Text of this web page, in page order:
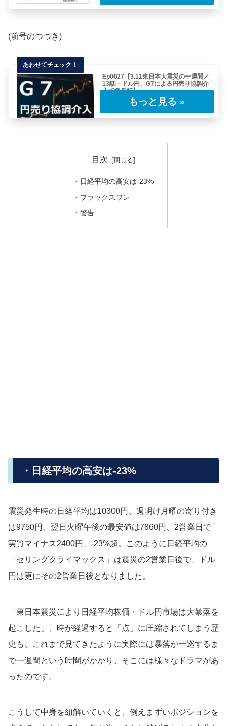
(前号のつづき)
Ep0027【3.11東日本大震災の一週間／
13話－ドル円、G7による円売り協調介
入で急反転】
昨日、ドル円は早朝に史上最高値79.75を更新
し、76.40円まで突き刺さりました。その……
目次
・日経平均の高安は-23%
・ブラックスワン
・警告
・日経平均の高安は-23%
震災発生時の日経平均は10300円、週明け月曜の寄り付き
は9750円、翌日火曜午後の最安値は7860円、2営業日で
実質マイナス2400円、-23%超。このように日経平均の
「セリングクライマックス」は震災の2営業日後で、ドル
円は更にその2営業日後となりました。
「東日本震災により日経平均株価・ドル円市場は大暴落を
起こした」、時が経過すると「点」に圧縮されてしまう歴
史も、これまで見てきたように実際には暴落が一巡するま
で一週間という時間がかかり、そこには様々なドラマがあ
ったのです。
こうして中身を紐解いていくと、例えまずいポジションを